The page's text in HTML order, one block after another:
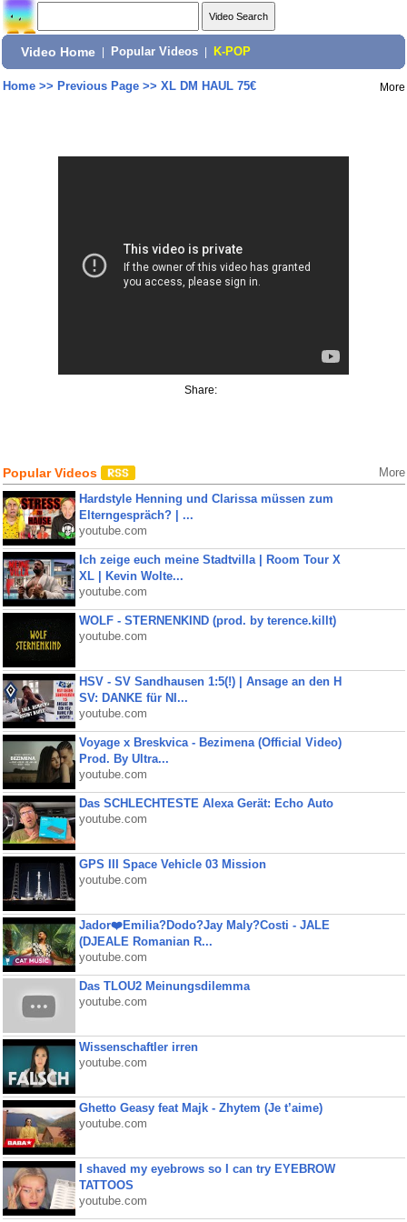
Video Home Popular Videos K-POP
Home>> Previous Page>> XL DM HAUL 75€ More
Share:
Popular Videos More
Hardstyle Henning und Clarissa müssen zum
Elterngespräch? | ...
youtube.com
Ich zeige euch meine Stadtvilla | Room Tour X
XL | Kevin Wolte...
youtube.com
WOLF - STERNENKIND (prod. by terence.killt)
youtube.com
HSV - SV Sandhausen 1:5(!) | Ansage an den H
SV: DANKE für NI...
youtube.com
Voyage x Breskvica - Bezimena (Official Video)
Prod. By Ultra...
youtube.com
Das SCHLECHTESTE Alexa Gerät: Echo Auto
youtube.com
GPS III Space Vehicle 03 Mission
youtube.com
Jador❤️Emilia?Dodo?Jay Maly?Costi - JALE
(DJEALE Romanian R...
youtube.com
Das TLOU2 Meinungsdilemma
youtube.com
Wissenschaftler irren
youtube.com
Ghetto Geasy feat Majk - Zhytem (Je t’aime)
youtube.com
I shaved my eyebrows so I can try EYEBROW
TATTOOS
youtube.com